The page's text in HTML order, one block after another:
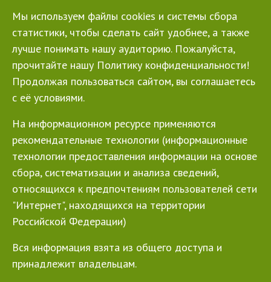
Мы используем файлы cookies и системы сбора
статистики, чтобы сделать сайт удобнее, а также
лучше понимать нашу аудиторию. Пожалуйста,
прочитайте нашу Политику конфиденциальности!
Продолжая пользоваться сайтом, вы соглашаетесь
с её условиями.
На информационном ресурсе применяются
рекомендательные технологии (информационные
технологии предоставления информации на основе
сбора, систематизации и анализа сведений,
относящихся к предпочтениям пользователей сети
"Интернет", находящихся на территории
Российской Федерации)
Вся информация взята из общего доступа и
принадлежит владельцам.